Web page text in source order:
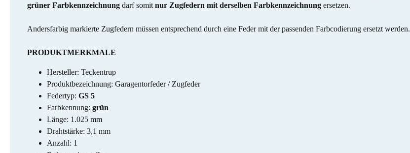
grüner Farbkennzeichnung darf somitnur Zugfedern mit derselben Farbkennzeichnung ersetzen.
Andersfarbig markierte Zugfedern müssen entsprechend durch eine Feder mit der passenden Farbcodierung ersetzt werden.
PRODUKTMERKMALE
Hersteller: Teckentrup
Produktbezeichnung: Garagentorfeder / Zugfeder
Federtyp: GS 5
Farbkennung: grün
Länge: 1.025 mm
Drahtstärke: 3,1 mm
Anzahl: 1